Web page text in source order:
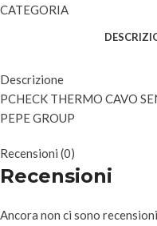
CATEGORIA
Descrizione
PCHECK THERMO CAVO
PEPE GROUP
Recensioni (0)
Recensioni
Ancora non ci sono